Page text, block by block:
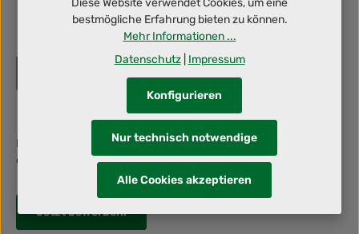
Berufliche Herausforderung gesucht? Dann schraub' mit uns an
deiner Zukunft!
Jetzt bewerben!
bestmögliche Erfahrung bieten zu können.
Mehr Informationen ...
Datenschutz| Impressum
Nur technisch notwendige
Konfigurieren
Alle Cookies akzeptieren